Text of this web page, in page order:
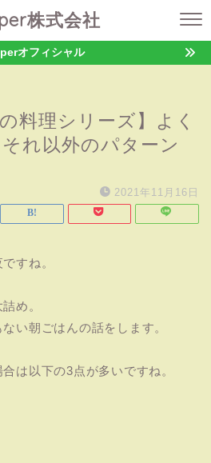
株式会社
オフィシャル
料理シリーズ】よく
れ以外のパターン
2021年11月16日
すね。
め。
い朝ごはんの話をします。
は以下の3点が多いですね。